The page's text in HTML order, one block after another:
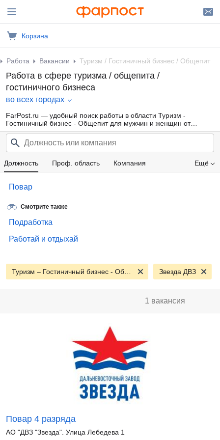
Корзина
Работа Вакансии Туризм / Гостиничный бизнес / Общепит
Работа в сфере туризма / общепита /
гостиничного бизнеса
во всех городах
FarPost.ru — удобный поиск работы в области Туризм -
Гостиничный бизнес - Общепит для мужчин и женщин от
прямых работодателей, а также от кадровых агентств. Свежие
вакансии каждый день.
Ещё
Должность Проф. область Компания
Повар
Смотрите также
Подработка
Работай и отдыхай
Звезда ДВЗ
1 вакансия
Повар 4 разряда
АО "ДВЗ "Звезда". Улица Лебедева 1